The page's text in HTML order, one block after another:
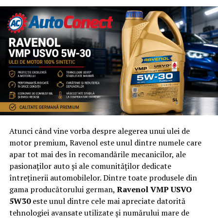
Transparența în comunicare este puternic
valorificată
Structurile ierarhice îngreunează adesea procesul de
comunicare. În consecință, este posibil ca anumite
informații să fie neglijate, deși au relevanță pentru
adoptarea unor decizii ulterioare. Prin externalizarea
serviciilor de salarizare sau de administrare personal
sunt furnizate rapoarte periodice sau la cerere (precum
pentru fiecare lună). În plus, este întărită și legătura cu
angajații, întrucât în orice moment le poate analiza
cineva cererile ori solicitările de documente oficiale.
Procedurile birocratice sunt simplificate
Administrarea unei afaceri poate părea extrem de
simplă… în lipsa cunoștințelor birocratice. Adevărul este
Atunci când vine vorba despre alegerea unui ulei de
motor premium, Ravenol este unul dintre numele care
apar tot mai des în recomandările mecanicilor, ale
pasionaților auto și ale comunităților dedicate
întreținerii automobilelor. Dintre toate produsele din
gama producătorului german, Ravenol VMP USVO
5W30este unul dintre cele mai apreciate datorită
tehnologiei avansate utilizate și numărului mare de